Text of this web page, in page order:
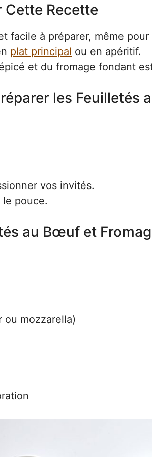
Cette Recette
facile à préparer, même
plat principal ou en apéritif.
et du fromage fondant
les Feuilletés
vos invités.
pouce.
au Bœuf et
ou mozzarella)